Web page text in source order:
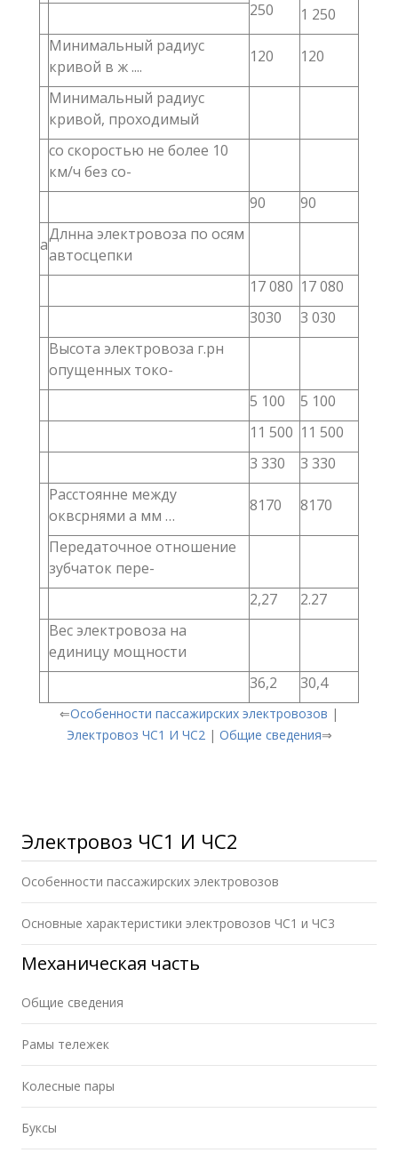
250
1 250
Минимальный радиус
кривой в ж ....
120 120
Минимальный радиус
кривой, проходимый
со скоростью не более 10
км/ч без со-
90
90
а
Длнна электровоза по осям
автосцепки
17 080 17 080
3030
3 030
Высота электровоза г.рн
опущенных токо-
5 100
5 100
11 500 11 500
3 330
3 330
Расстоянне между
оквсрнями а мм …
8170 8170
Передаточное отношение
зубчаток пере-
2,27
2.27
Вес электровоза на
единицу мощности
36,2
30,4
⇐Особенности пассажирских электровозов |
Электровоз ЧС1 И ЧС2| Общие сведения⇒
Электровоз ЧС1 И ЧС2
Особенности пассажирских электровозов
Основные характеристики электровозов ЧС1 и ЧС3
Механическая часть
Общие сведения
Рамы тележек
Колесные пары
Буксы